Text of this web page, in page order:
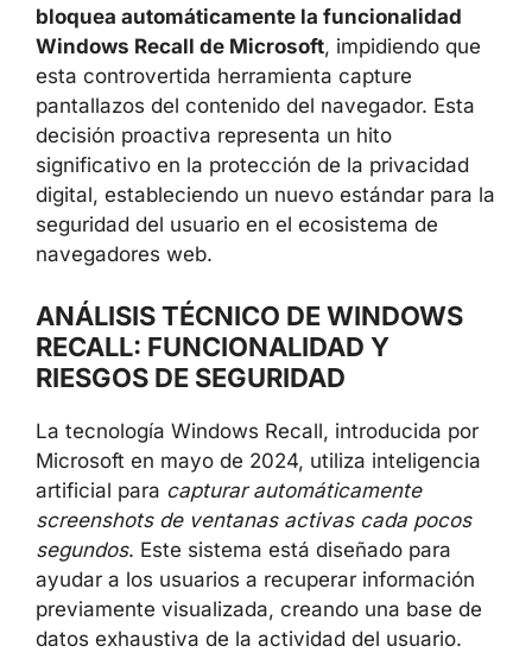
bloquea automáticamente la funcionalidad
Windows Recall de Microsoft, impidiendo que
esta controvertida herramienta capture
pantallazos del contenido del navegador. Esta
decisión proactiva representa un hito
significativo en la protección de la privacidad
digital, estableciendo un nuevo estándar para la
seguridad del usuario en el ecosistema de
navegadores web.
ANÁLISIS TÉCNICO DE WINDOWS
RECALL: FUNCIONALIDAD Y
RIESGOS DE SEGURIDAD
La tecnología Windows Recall, introducida por
Microsoft en mayo de 2024, utiliza inteligencia
artificial para capturar automáticamente
screenshots de ventanas activas cada pocos
segundos. Este sistema está diseñado para
ayudar a los usuarios a recuperar información
previamente visualizada, creando una base de
datos exhaustiva de la actividad del usuario.